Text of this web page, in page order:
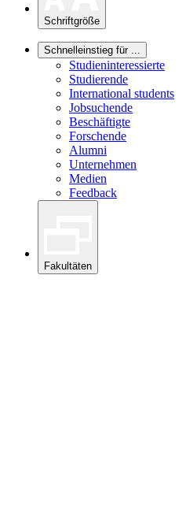
Schriftgröße
Schnelleinstieg für ...
Studieninteressierte
Studierende
International students
Jobsuchende
Beschäftigte
Forschende
Alumni
Unternehmen
Medien
Feedback
Fakultäten